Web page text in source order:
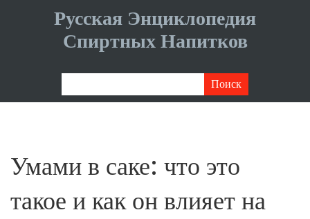
Русская Энциклопедия
Спиртных Напитков
Умами в саке: что это
такое и как он влияет на